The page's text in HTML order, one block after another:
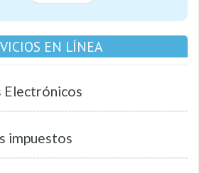
EN LÍNEA
Electrónicos
impuestos